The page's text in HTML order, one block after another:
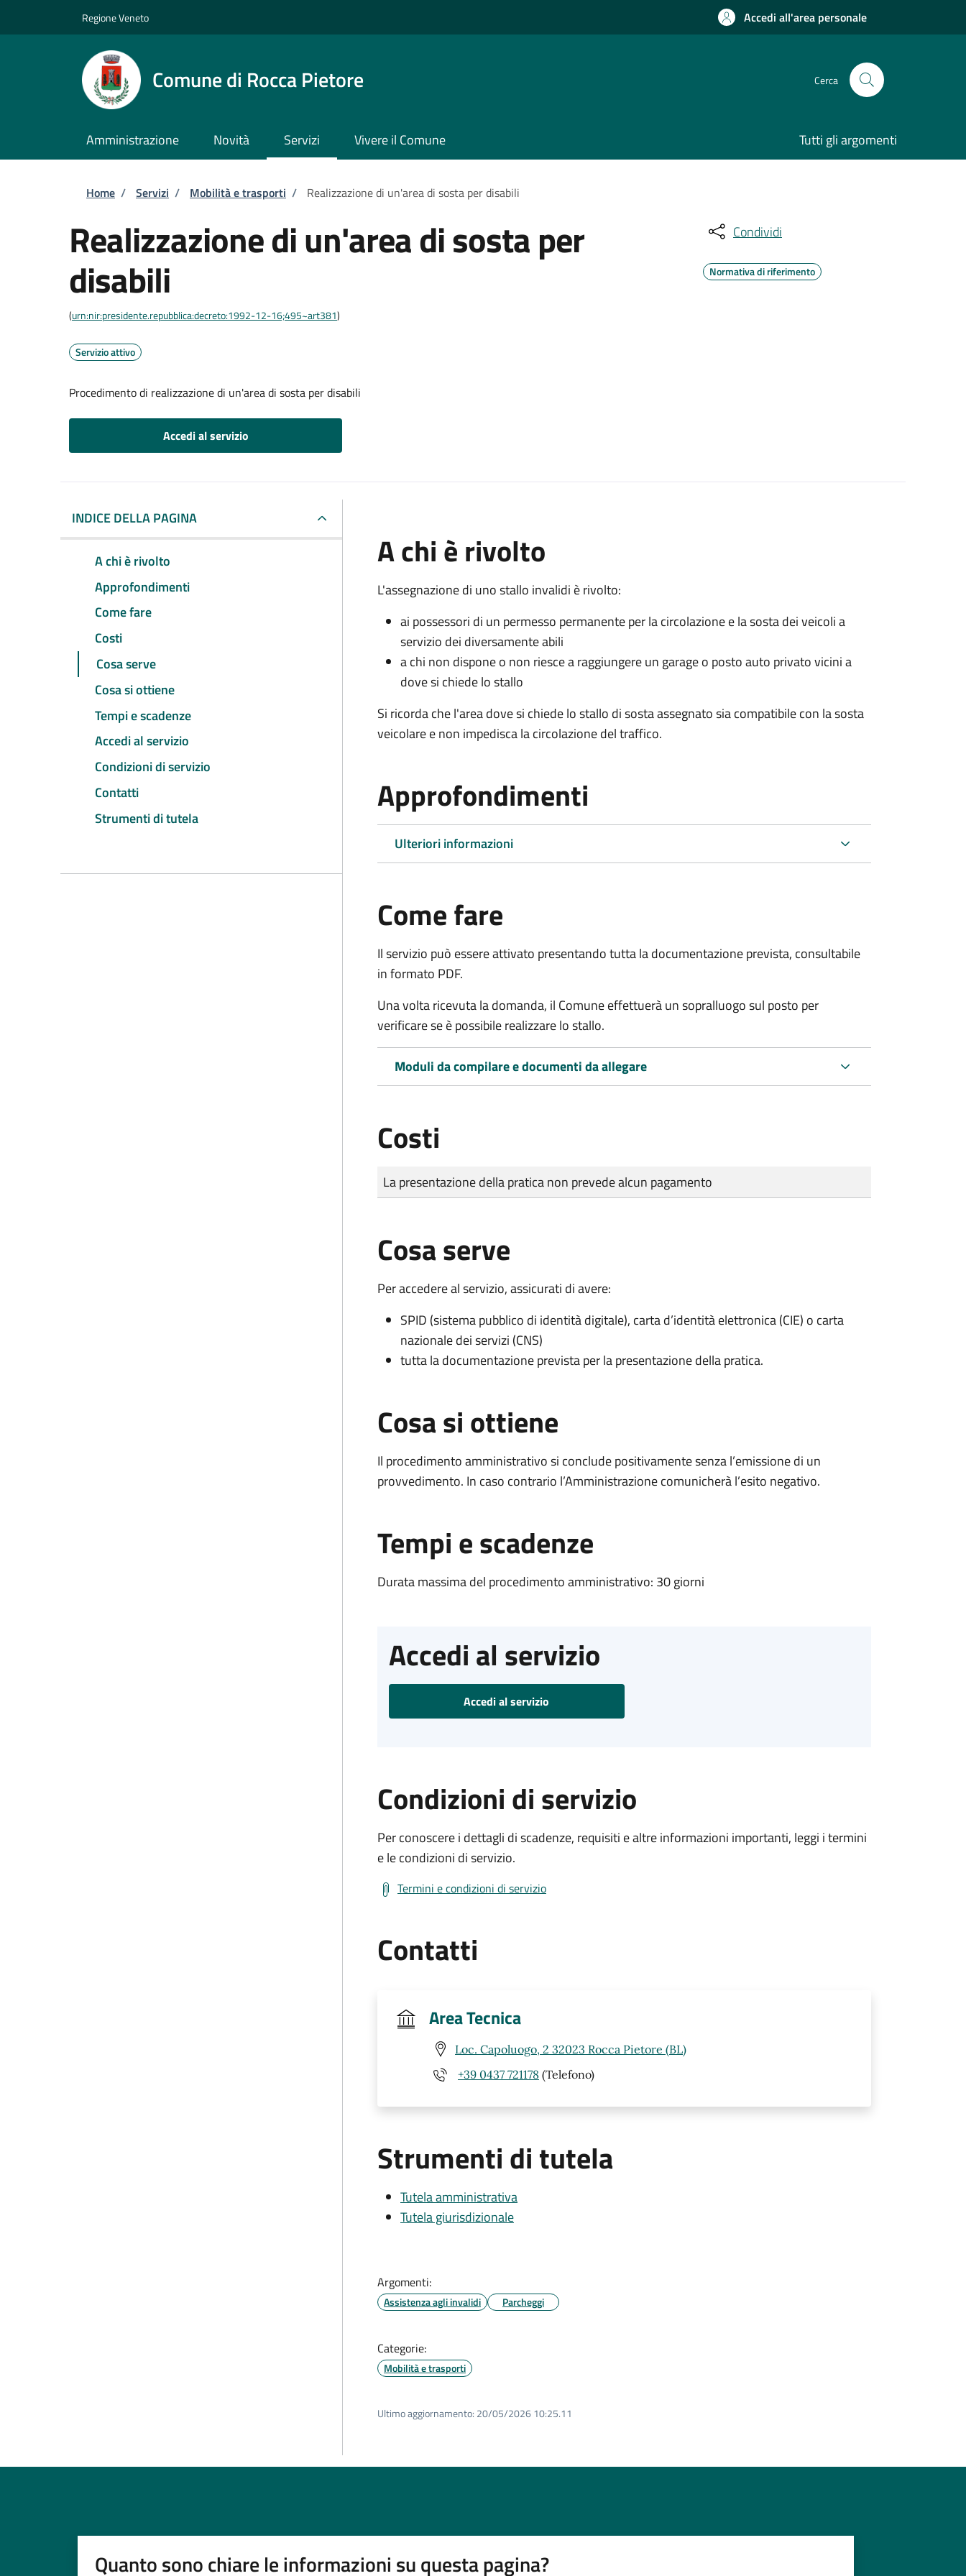
Regione Veneto Accedi all'area personale
Comune di Rocca Pietore Cerca
Amministrazione Novità Servizi Vivere il Comune Tutti gli argomenti
Briciole di pane
Home / Servizi / Mobilità e trasporti / Realizzazione di un'area di sosta per disabili
Realizzazione di un'area di sosta per
disabili
(urn:nir:presidente.repubblica:decreto:1992-12-16;495~art381)
Servizio attivo
Procedimento di realizzazione di un'area di sosta per disabili
Accedi al servizio
Condividi
Normativa di riferimento
INDICE DELLA PAGINA
A chi è rivolto
Approfondimenti
Come fare
Costi
Cosa serve
Cosa si ottiene
Tempi e scadenze
Accedi al servizio
Condizioni di servizio
Contatti
Strumenti di tutela
A chi è rivolto
L'assegnazione di uno stallo invalidi è rivolto:
ai possessori di un permesso permanente per la circolazione e la sosta dei veicoli a
servizio dei diversamente abili
a chi non dispone o non riesce a raggiungere un garage o posto auto privato vicini a
dove si chiede lo stallo
Si ricorda che l'area dove si chiede lo stallo di sosta assegnato sia compatibile con la sosta
veicolare e non impedisca la circolazione del traffico.
Approfondimenti
Ulteriori informazioni
Come fare
Il servizio può essere attivato presentando tutta la documentazione prevista, consultabile
in formato PDF.
Una volta ricevuta la domanda, il Comune effettuerà un sopralluogo sul posto per
verificare se è possibile realizzare lo stallo.
Moduli da compilare e documenti da allegare
Costi
Tipo di pagamento
Importo
La presentazione della pratica non prevede alcun pagamento
Cosa serve
Per accedere al servizio, assicurati di avere:
SPID (sistema pubblico di identità digitale), carta d’identità elettronica (CIE) o carta
nazionale dei servizi (CNS)
tutta la documentazione prevista per la presentazione della pratica.
Cosa si ottiene
Il procedimento amministrativo si conclude positivamente senza l’emissione di un
provvedimento. In caso contrario l’Amministrazione comunicherà l’esito negativo.
Tempi e scadenze
Durata massima del procedimento amministrativo: 30 giorni
Accedi al servizio
Accedi al servizio
Condizioni di servizio
Per conoscere i dettagli di scadenze, requisiti e altre informazioni importanti, leggi i termini
e le condizioni di servizio.
Termini e condizioni di servizio
Contatti
Area Tecnica
Loc. Capoluogo, 2 32023 Rocca Pietore (BL)
+39 0437 721178 (Telefono)
Strumenti di tutela
Tutela amministrativa
Tutela giurisdizionale
Argomenti:
Assistenza agli invalidi Parcheggi
Categorie:
Mobilità e trasporti
Ultimo aggiornamento: 20/05/2026 10:25.11
Quanto sono chiare le informazioni su questa pagina?